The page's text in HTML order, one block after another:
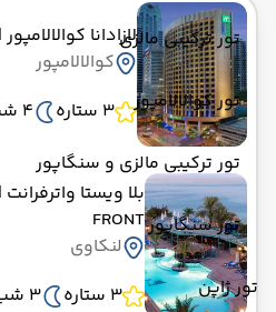
تور ترکیبی مالزی
تور کوالالامپور
تور ترکیبی مالزی و سنگاپور
تور سنگاپور
تور ژاپن
لازادانا کوالالامپور| LAZDANA
کوالالامپور
3 ستاره
4 شب
بلا ویستا واترفرانت
FRONT
لنکاوی
3 ستاره
3 شب